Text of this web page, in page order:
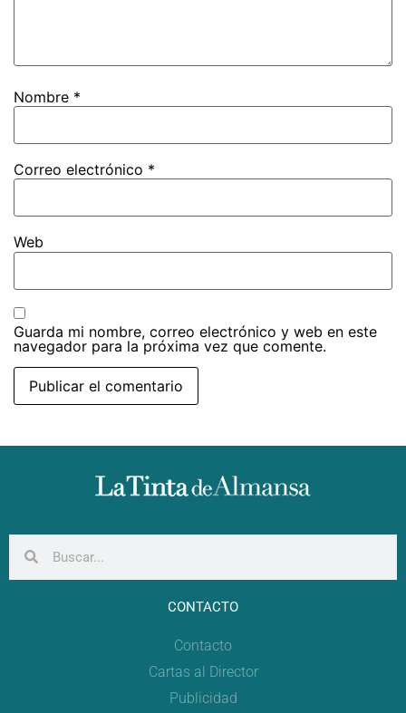
Nombre *
Correo electrónico *
Web
Guarda mi nombre, correo electrónico y web en este
navegador para la próxima vez que comente.
CONTACTO
Contacto
Cartas al Director
Publicidad